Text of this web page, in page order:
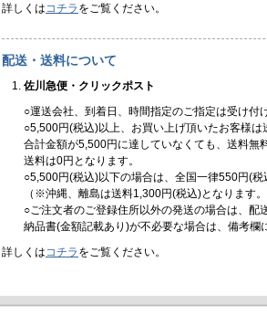
詳しくは コチラ をご覧ください。
配送・送料について
佐川急便・クリックポスト
○運送会社、到着日、時間指定のご指定は受け付
○5,500円(税込)以上、お買い上げ頂いたお客様は
合計金額が5,500円に達していなくても、送料無
送料は0円となります。
○5,500円(税込)以下の場合は、全国一律550円(税
（※沖縄、離島は送料1,300円(税込)となります。
○ご注文者のご登録住所以外の発送の場合は、配
納品書(金額記載あり)が不必要な場合は、備考欄
詳しくは コチラ をご覧ください。